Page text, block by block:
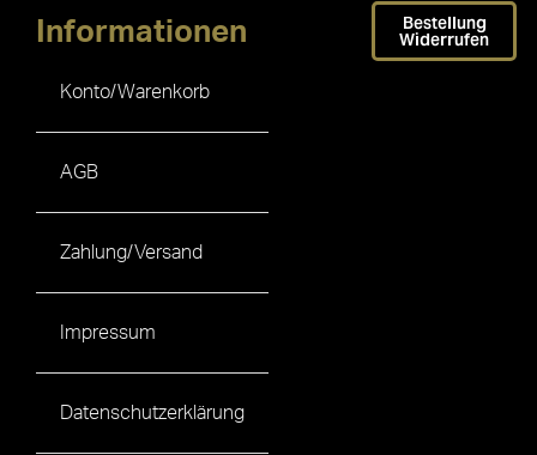
Informationen
Konto/Warenkorb
AGB
Zahlung/Versand
Impressum
Datenschutzerklärung
Bestellung
Widerrufen